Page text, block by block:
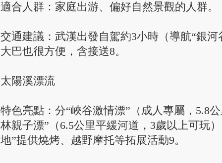
適合人群：家庭出游、偏好自然景觀的人群。
交通建議：武漢出發自駕約3小時（導航“銀
大巴也很方便，含接送8。
太陽溪漂流
特色亮點：分“峽谷激情漂”（成人專屬，5.8
林親子漂”（6.5公里平緩河道，3歲以上可玩
地”提供燒烤、越野摩托等拓展活動9。